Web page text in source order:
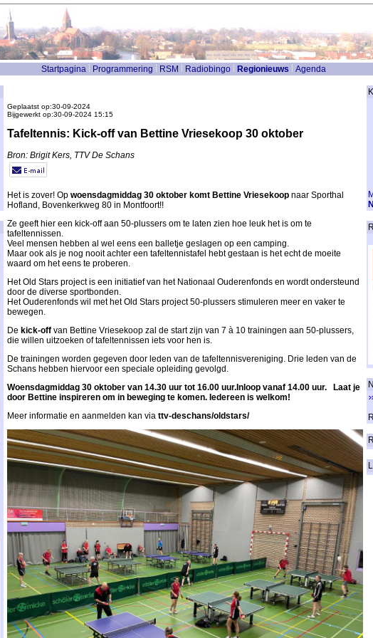
Startpagina Programmering RSM Radiobingo Regionieuws Agenda
Geplaatst op:30-09-2024
Bijgewerkt op:30-09-2024 15:15
Tafeltennis: Kick-off van Bettine Vriesekoop 30 oktober
Bron: Brigit Kers, TTV De Schans
Het is zover! Op woensdagmiddag 30 oktober komt Bettine Vriesekoop naar Sporthal
Hofland, Bovenkerkweg 80 in Montfoort!!
Ze geeft hier een kick-off aan 50-plussers om te laten zien hoe leuk het is om te
tafeltennissen.
Veel mensen hebben al wel eens een balletje geslagen op een camping.
Maar ook als je nog nooit achter een tafeltennistafel hebt gestaan is het echt de moeite
waard om het eens te proberen.
Het Old Stars project is een initiatief van het Nationaal Ouderenfonds en wordt ondersteund
door de diverse sportbonden.
Het Ouderenfonds wil met het Old Stars project 50-plussers stimuleren meer en vaker te
bewegen.
De kick-off van Bettine Vriesekoop zal de start zijn van 7 à 10 trainingen aan 50-plussers,
die willen uitzoeken of tafeltennissen iets voor hen is.
De trainingen worden gegeven door leden van de tafeltennisvereniging. Drie leden van de
Schans hebben hiervoor een speciale opleiding gevolgd.
Woensdagmiddag 30 oktober van 14.30 uur tot 16.00 uur.Inloop vanaf 14.00 uur. Laat je
door Bettine inspireren om in beweging te komen. Iedereen is welkom!
Meer informatie en aanmelden kan via ttv-deschans/oldstars/